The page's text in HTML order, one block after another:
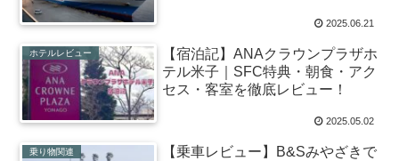
2025.06.21
ホテルレビュー
【宿泊記】ANAクラウンプラザホ
テル米子｜SFC特典・朝食・アク
セス・客室を徹底レビュー！
2025.05.02
乗り物関連
【乗車レビュー】B&Sみやざきで